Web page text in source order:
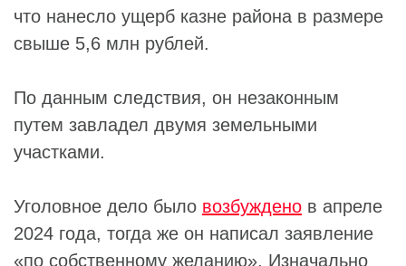
что нанесло ущерб казне района в размере
свыше 5,6 млн рублей.
По данным следствия, он незаконным
путем завладел двумя земельными
участками.
Уголовное дело было возбуждено в апреле
2024 года, тогда же он написал заявление
«по собственному желанию». Изначально